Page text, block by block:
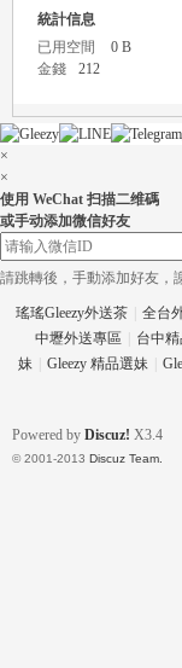
eez
統計信息
已用空間
0 B
金錢
212
×
×
使用 WeChat 扫描二维碼
或手动添加微信好友
請跳轉後，手動添加好友，
瑤瑤Gleezy外送茶 全台
中壢外送專區
台中
妹
Gleezy 精品選妹
Powered by Discuz! X3.4
© 2001-2013 Discuz Team.